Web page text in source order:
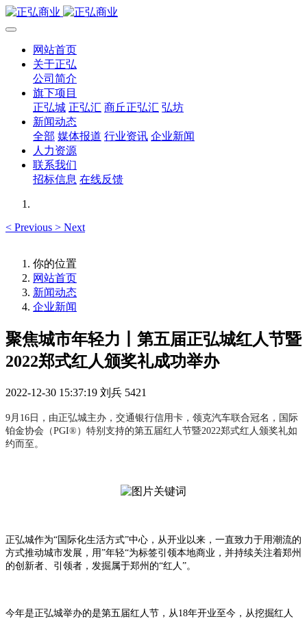
网站首页
关于正弘
公司简介
旗下项目
正弘城 正弘汇 商丘正弘汇 弘坊
新闻动态
全部 媒体报道 行业资讯 企业新闻
人力资源
联系我们
招标信息 在线反馈
< Previous > Next
你的位置
网站首页
新闻动态
企业新闻
聚焦城市年轻力丨第五届正弘城红人节暨
2022郑式红人颁奖礼成功举办
2022-12-30 15:37:19 刘兵 5421
9月16日，由正弘城主办，交通银行信用卡，领克汽车联合冠名，国际
铂金协会（PGI®️）特别支持的第五届红人节暨2022郑式红人颁奖礼如
约而至。
正弘城作为“国际化生活方式”中心，从开业以来，一直致力于用潮流的
方式推动城市发展，用”年轻“为标签引领本地商业，并持续关注着郑州
的创新者、引领者，发掘属于郑州的“红人”。
今年是正弘城举办的是第五届红人节，从18年开业至今，从挖掘红人